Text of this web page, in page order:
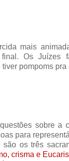
mais
Os Juízes
pompoms pra
sobre a
para
três
crisma e